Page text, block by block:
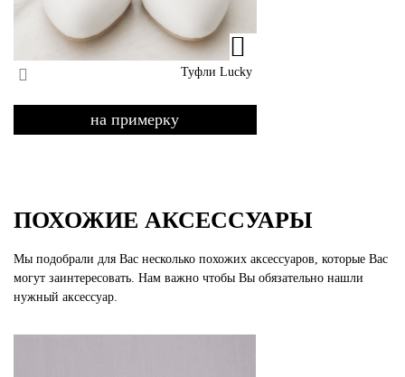
Туфли Lucky
на примерку
ПОХОЖИЕ АКСЕССУАРЫ
Мы подобрали для Вас несколько похожих аксессуаров, которые Вас
могут заинтересовать. Нам важно чтобы Вы обязательно нашли
нужный аксессуар.